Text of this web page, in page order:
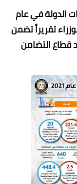
الدولة في عام
تقريراً تضمن
قطاع التضامن